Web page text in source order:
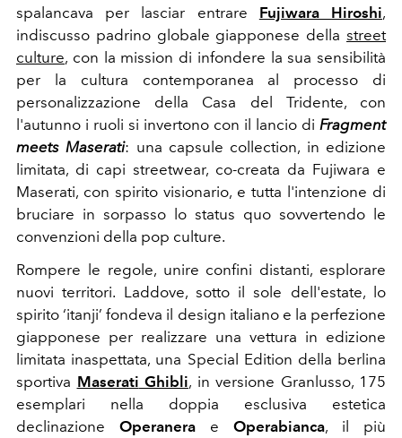
spalancava per lasciar entrare Fujiwara Hiroshi,
indiscusso padrino globale giapponese dellastreet
culture, con la mission di infondere la sua sensibilità
per la cultura contemporanea al processo di
personalizzazione della Casa del Tridente, con
l'autunno i ruoli si invertono con il lancio di Fragment
meets Maserati: una capsule collection, in edizione
limitata, di capi streetwear, co-creata da Fujiwara e
Maserati, con spirito visionario, e tutta l'intenzione di
bruciare in sorpasso lo status quo sovvertendo le
convenzioni della pop culture.
Rompere le regole, unire confini distanti, esplorare
nuovi territori. Laddove, sotto il sole dell'estate, lo
spirito ‘itanji’ fondeva il design italiano e la perfezione
giapponese per realizzare una vettura in edizione
limitata inaspettata, una Special Edition della berlina
sportiva Maserati Ghibli, in versione Granlusso, 175
esemplari nella doppia esclusiva estetica
declinazione Operanera e Operabianca, il più